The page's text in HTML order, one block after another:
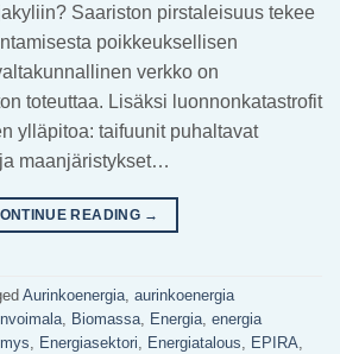
Saariston pirstaleisuus tekee
poikkeuksellisen
verkko on
toteuttaa. Lisäksi luonnonkatastrofit
ylläpitoa: taifuunit puhaltavat
maanjäristykset…
READING →
Aurinkoenergia, aurinkoenergia
, Biomassa, Energia, energia
, Energiasektori, Energiatalous, EPIRA,